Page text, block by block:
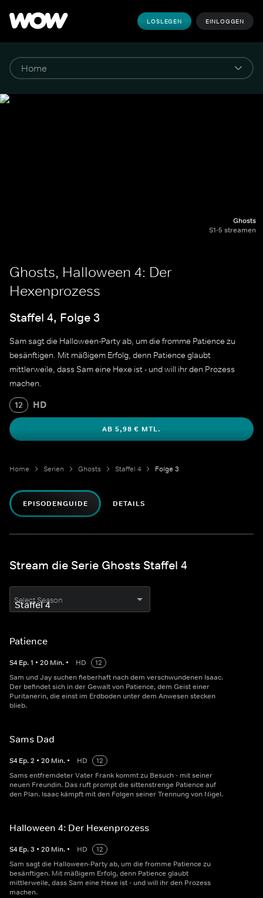
LOSLEGEN EINLOGGEN
Ghosts
S1-5 streamen
Ghosts, Halloween 4: Der
Hexenprozess
Staffel 4, Folge 3
Sam sagt die Halloween-Party ab, um die fromme Patience zu
besänftigen. Mit mäßigem Erfolg, denn Patience glaubt
mittlerweile, dass Sam eine Hexe ist - und will ihr den Prozess
machen.
12 HD
AB 5,98 € MTL.
Home Serien Ghosts Staffel 4 Folge 3
EPISODENGUIDE DETAILS
Stream die Serie Ghosts Staffel 4
Select Season
Patience
S4 Ep.1 • 20 Min. • HD
12
Sam und Jay suchen fieberhaft nach dem verschwundenen Isaac.
Der befindet sich in der Gewalt von Patience, dem Geist einer
Puritanerin, die einst im Erdboden unter dem Anwesen stecken
blieb.
Sams Dad
S4 Ep.2 • 20 Min. • HD
12
Sams entfremdeter Vater Frank kommt zu Besuch - mit seiner
neuen Freundin. Das ruft prompt die sittenstrenge Patience auf
den Plan. Isaac kämpft mit den Folgen seiner Trennung von Nigel.
Halloween 4: Der Hexenprozess
S4 Ep.3 • 20 Min. • HD
12
Sam sagt die Halloween-Party ab, um die fromme Patience zu
besänftigen. Mit mäßigem Erfolg, denn Patience glaubt
mittlerweile, dass Sam eine Hexe ist - und will ihr den Prozess
machen.